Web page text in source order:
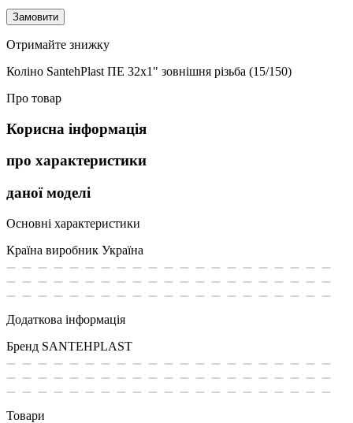
Замовити
Отримайте знижку
Коліно SantehPlast ПЕ 32x1" зовнішня різьба (15/150)
Про товар
Корисна інформація
про характеристики
даної моделі
Основні характеристики
Країна виробник Україна
Додаткова інформація
Бренд SANTEHPLAST
Товари